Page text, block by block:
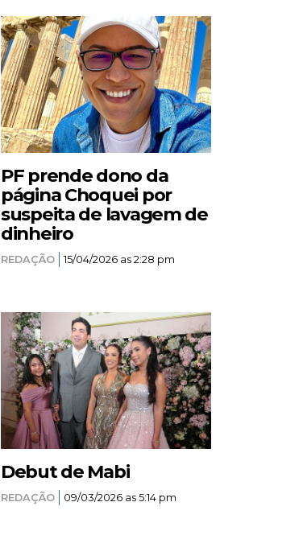
PF prende dono da
página Choquei por
suspeita de lavagem de
dinheiro
REDAÇÃO 15/04/2026 as 2:28 pm
Debut de Mabi
REDAÇÃO 09/03/2026 as 5:14 pm